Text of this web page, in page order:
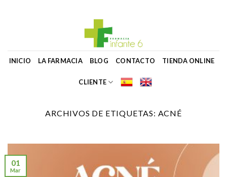
INICIO LA FARMACIA BLOG CONTACTO TIENDA ONLINE
CLIENTE
ARCHIVOS DE ETIQUETAS: ACNÉ
01
Mar